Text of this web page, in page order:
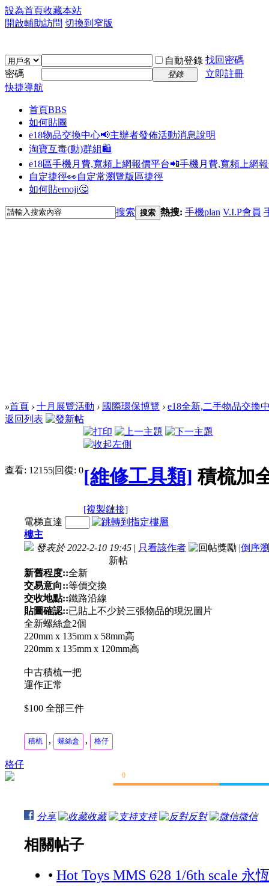
設為首頁收藏本站
開啟輔助訪問 切換到窄版
自動登錄 找回密碼
密碼
登錄
立即註冊
快捷導航
首頁BBS
如何貼圖
e18物品交換中心📢主辦者發佈活動消息說明
淘寶互毒(動)群組🛍️
e18區手機月費,寬頻上網報價平台📲手機月費,寬頻上網
自定捷徑👀自定常瀏覽版區捷徑
如何貼emoji🤔
搜索 搜索 熱搜: 手機plan V.I.P會員
»首頁 › 十月展覽活動 › 國際環保博覽 › e18全新,二手物品交換
返回列表
查看: 12155|回復: 0[維修工具類] 積梳加
[複製鏈接]
格仔
電梯直達
樓主
發表於 2022-2-10 19:45 | 只看該作者 |倒序
新帖
新舊程度::全新
交易意向::等價交換
交收地點::鐵路沿線
貼圖確認::已貼上不少於三張物品的現況圖片
全新螺絲盒2個
220mm x 135mm x 58mm高
220mm x 135mm x 120mm高
中古積梳一把
運作正常
$100 全部三件
積梳 , 螺絲盒 , 格仔
0
分享 收藏 支持 反對 微信
相關帖子
• Hot Toys MMS 628 1/6th scale 永